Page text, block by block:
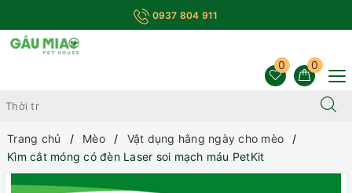
0937 804 911
0
0
Trang chủ Mèo
Vật dụng hằng ngày cho mèo
Kìm cắt móng có đèn Laser soi mạch máu PetKit